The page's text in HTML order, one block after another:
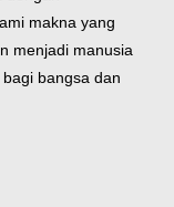
makna yang
menjadi manusia
bangsa dan